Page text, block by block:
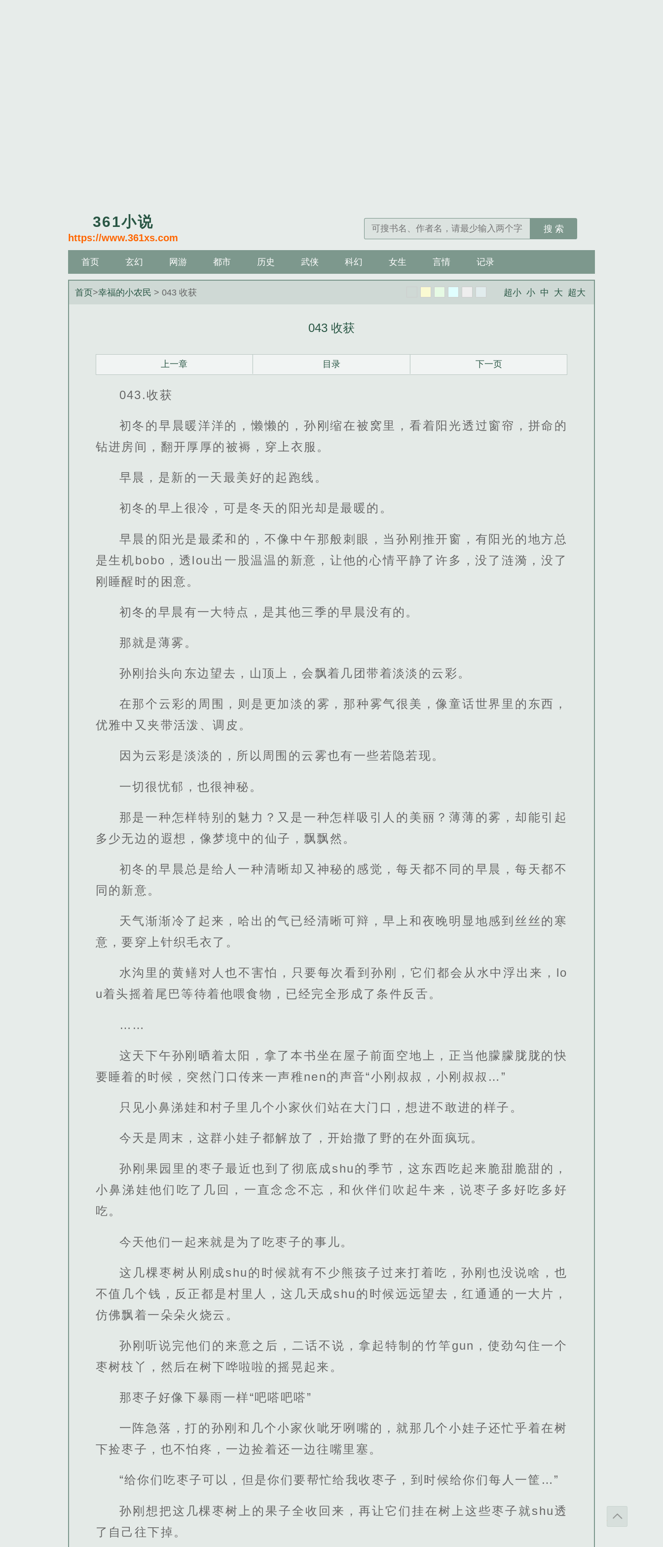
361小说
https://www.361xs.com
搜 索
首页 玄幻 网游 都市 历史 武侠 科幻 女生 言情 记录
首页>幸福的小农民 > 043 收获 超小 小 中 大 超大
043 收获
上一章 目录 下一页
043.收获
初冬的早晨暖洋洋的，懒懒的，孙刚缩在被窝里，看着阳光透过窗帘，拼命的
钻进房间，翻开厚厚的被褥，穿上衣服。
早晨，是新的一天最美好的起跑线。
初冬的早上很冷，可是冬天的阳光却是最暖的。
早晨的阳光是最柔和的，不像中午那般刺眼，当孙刚推开窗，有阳光的地方总
是生机bobo，透lou出一股温温的新意，让他的心情平静了许多，没了涟漪，没了
刚睡醒时的困意。
初冬的早晨有一大特点，是其他三季的早晨没有的。
那就是薄雾。
孙刚抬头向东边望去，山顶上，会飘着几团带着淡淡的云彩。
在那个云彩的周围，则是更加淡的雾，那种雾气很美，像童话世界里的东西，
优雅中又夹带活泼、调皮。
因为云彩是淡淡的，所以周围的云雾也有一些若隐若现。
一切很忧郁，也很神秘。
那是一种怎样特别的魅力？又是一种怎样吸引人的美丽？薄薄的雾，却能引起
多少无边的遐想，像梦境中的仙子，飘飘然。
初冬的早晨总是给人一种清晰却又神秘的感觉，每天都不同的早晨，每天都不
同的新意。
天气渐渐冷了起来，哈出的气已经清晰可辩，早上和夜晚明显地感到丝丝的寒
意，要穿上针织毛衣了。
水沟里的黄鳝对人也不害怕，只要每次看到孙刚，它们都会从水中浮出来，lo
u着头摇着尾巴等待着他喂食物，已经完全形成了条件反舌。
……
这天下午孙刚晒着太阳，拿了本书坐在屋子前面空地上，正当他朦朦胧胧的快
要睡着的时候，突然门口传来一声稚nen的声音“小刚叔叔，小刚叔叔…”
只见小鼻涕娃和村子里几个小家伙们站在大门口，想进不敢进的样子。
今天是周末，这群小娃子都解放了，开始撒了野的在外面疯玩。
孙刚果园里的枣子最近也到了彻底成shu的季节，这东西吃起来脆甜脆甜的，
小鼻涕娃他们吃了几回，一直念念不忘，和伙伴们吹起牛来，说枣子多好吃多好
吃。
今天他们一起来就是为了吃枣子的事儿。
这几棵枣树从刚成shu的时候就有不少熊孩子过来打着吃，孙刚也没说啥，也
不值几个钱，反正都是村里人，这几天成shu的时候远远望去，红通通的一大片，
仿佛飘着一朵朵火烧云。
孙刚听说完他们的来意之后，二话不说，拿起特制的竹竿gun，使劲勾住一个
枣树枝丫，然后在树下哗啦啦的摇晃起来。
那枣子好像下暴雨一样“吧嗒吧嗒”
一阵急落，打的孙刚和几个小家伙呲牙咧嘴的，就那几个小娃子还忙乎着在树
下捡枣子，也不怕疼，一边捡着还一边往嘴里塞。
“给你们吃枣子可以，但是你们要帮忙给我收枣子，到时候给你们每人一筐…”
孙刚想把这几棵枣树上的果子全收回来，再让它们挂在树上这些枣子就shu透
了自己往下掉。